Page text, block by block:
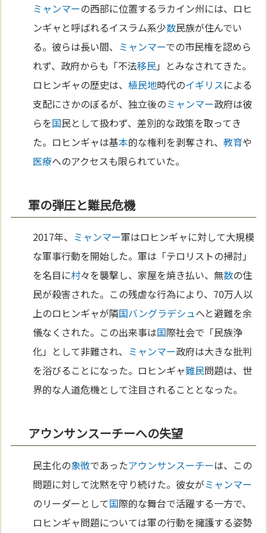
ミャンマーの西部に位置するラカイン州には、ロヒ
ンギャと呼ばれるイスラム系少数民族が住んでい
る。彼らは長い間、 ミャンマーでの市民権を認めら
れず、政府からも「不法移民」とみなされてきた。
ロヒンギャの歴史は、植民地時代のイギリスによる
支配にさかのぼるが、独立後のミャンマー政府は彼
らを国民として扱わず、差別的な政策を取ってき
た。ロヒンギャは基本的な権利を剥奪され、教育や
医療へのアクセスも限られていた。
軍の弾圧と難民危機
2017年、 ミャンマー軍はロヒンギャに対して大規模
な軍事行動を開始した。軍は「テロリストの掃討」
を名目に村々を襲撃し、家屋を焼き払い、無数の住
民が殺害された。この残虐な行為により、70万人以
上のロヒンギャが隣国バングラデシュへと避難を余
儀なくされた。この出来事は国際社会で「民族浄
化」として非難され、 ミャンマー政府は大きな批判
を浴びることになった。ロヒンギャ難民問題は、世
界的な人道危機として注目されることとなった。
アウンサンスーチーへの失望
民主化の象徴であったアウンサンスーチーは、この
問題に対して沈黙を守り続けた。彼女がミャンマー
のリーダーとして国際的な舞台で活躍する一方で、
ロヒンギャ問題については軍の行動を擁護する姿勢